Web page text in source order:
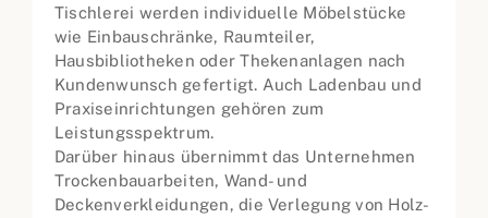
Tischlerei werden individuelle Möbelstücke
wie Einbauschränke, Raumteiler,
Hausbibliotheken oder Thekenanlagen nach
Kundenwunsch gefertigt. Auch Ladenbau und
Praxiseinrichtungen gehören zum
Leistungsspektrum.
Darüber hinaus übernimmt das Unternehmen
Trockenbauarbeiten, Wand- und
Deckenverkleidungen, die Verlegung von Holz-